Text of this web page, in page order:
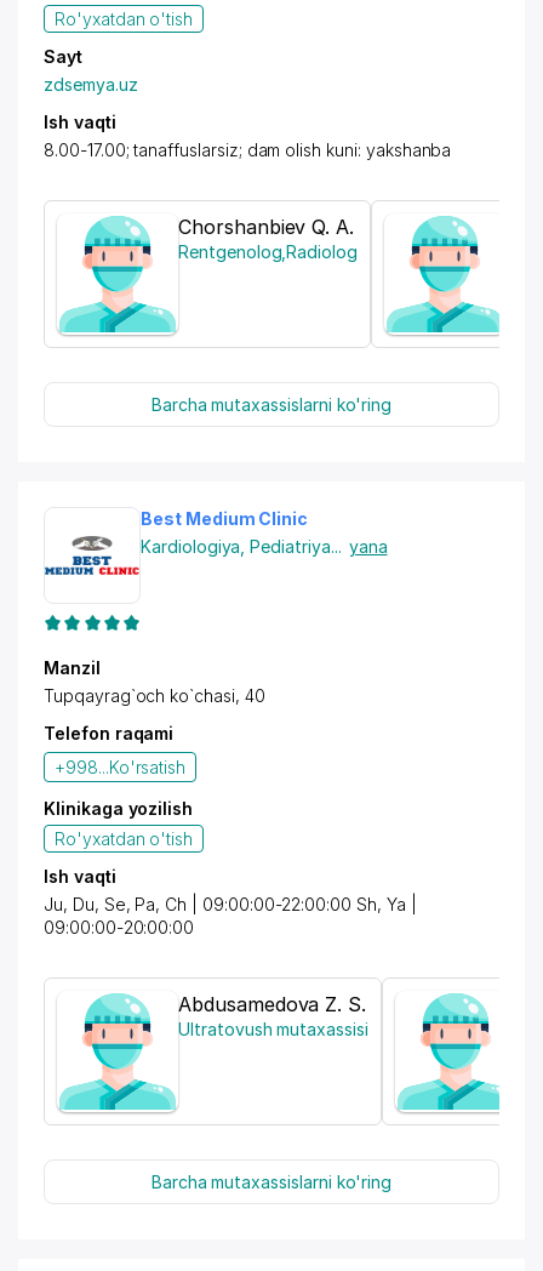
Ro'yxatdan o'tish
Sayt
zdsemya.uz
Ish vaqti
8.00-17.00; tanaffuslarsiz; dam olish kuni: yakshanba
Chorshanbiev Q. A.
Rentgenolog ,Radiolog
Barcha mutaxassislarni ko'ring
Best Medium Clinic
Kardiologiya ,Pediatriya... yana
Manzil
Tupqayrag`och ko`chasi, 40
Telefon raqami
+998...Ko'rsatish
Klinikaga yozilish
Ro'yxatdan o'tish
Ish vaqti
Ju, Du, Se, Pa, Ch | 09:00:00-22:00:00 Sh, Ya |
09:00:00-20:00:00
Abdusamedova Z. S.
Ultratovush mutaxassisi
Barcha mutaxassislarni ko'ring